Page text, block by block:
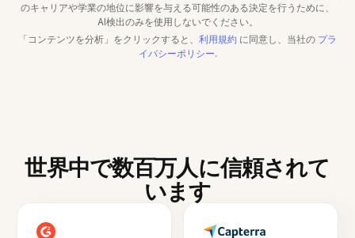
のキャリアや学業の地位に影響を与える可能性のある決定を行うために、
AI検出のみを使用しないでください。
「コンテンツを分析」をクリックすると、 利用規約 に同意し、当社の プラ
イバシーポリシー.
世界中で数百万人に信頼されて
います